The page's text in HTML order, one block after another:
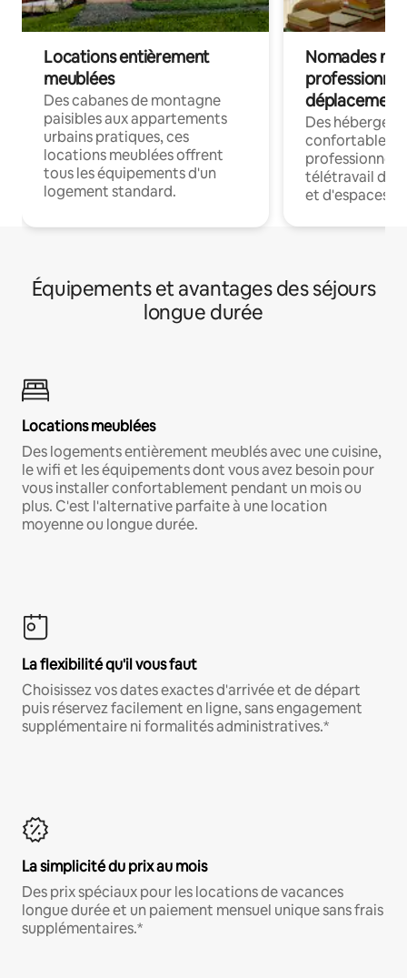
Locations entièrement
meublées
Des cabanes de montagne
paisibles aux appartements
urbains pratiques, ces
locations meublées offrent
tous les équipements d'un
logement standard.
Nomades
déplacement
Des
confortables
professionnels
télétravail
et d'espaces
Équipements et avantages des séjours
longue durée
Locations meublées
Des logements entièrement meublés avec une cuisine,
le wifi et les équipements dont vous avez besoin pour
vous installer confortablement pendant un mois ou
plus. C'est l'alternative parfaite à une location
moyenne ou longue durée.
La flexibilité qu'il vous faut
Choisissez vos dates exactes d'arrivée et de départ
puis réservez facilement en ligne, sans engagement
supplémentaire ni formalités administratives.*
La simplicité du prix au mois
Des prix spéciaux pour les locations de vacances
longue durée et un paiement mensuel unique sans frais
supplémentaires.*